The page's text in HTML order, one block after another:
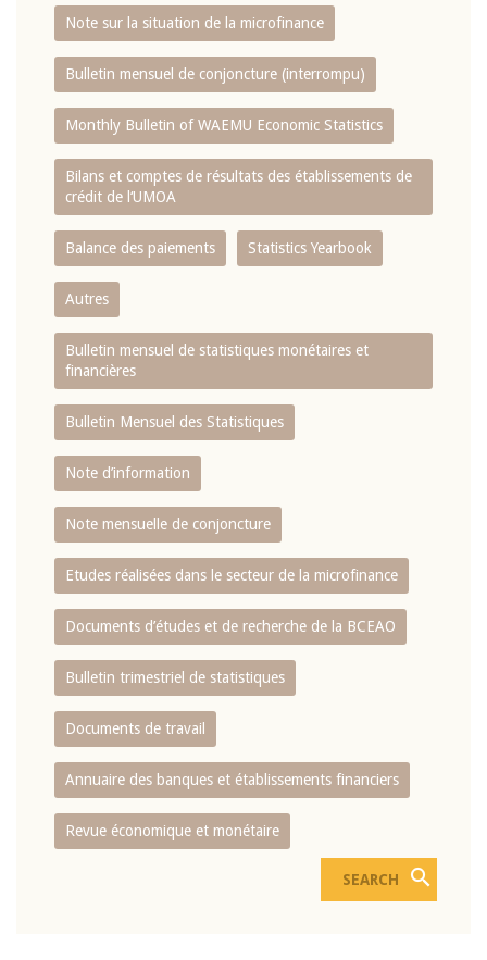
Note sur la situation de la microfinance
Bulletin mensuel de conjoncture (interrompu)
Monthly Bulletin of WAEMU Economic Statistics
Bilans et comptes de résultats des établissements de
crédit de l‘UMOA
Balance des paiements Statistics Yearbook
Autres
Bulletin mensuel de statistiques monétaires et
financières
Bulletin Mensuel des Statistiques
Note d’information
Note mensuelle de conjoncture
Etudes réalisées dans le secteur de la microfinance
Documents d’études et de recherche de la BCEAO
Bulletin trimestriel de statistiques
Documents de travail
Annuaire des banques et établissements financiers
Revue économique et monétaire